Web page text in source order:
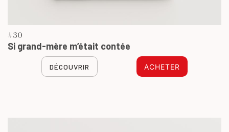
#30
Si grand-mère m’était contée
DÉCOUVRIR ACHETER